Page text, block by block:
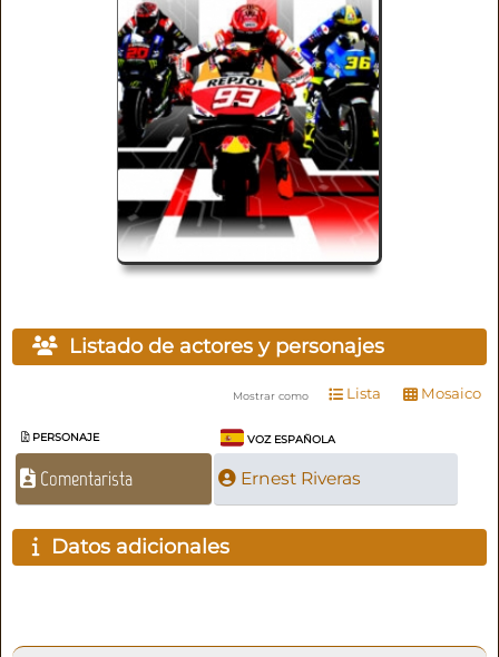
Listado de actores y personajes
Mostrar como Lista Mosaico
PERSONAJE VOZ ESPAÑOLA
Comentarista Ernest Riveras
Datos adicionales